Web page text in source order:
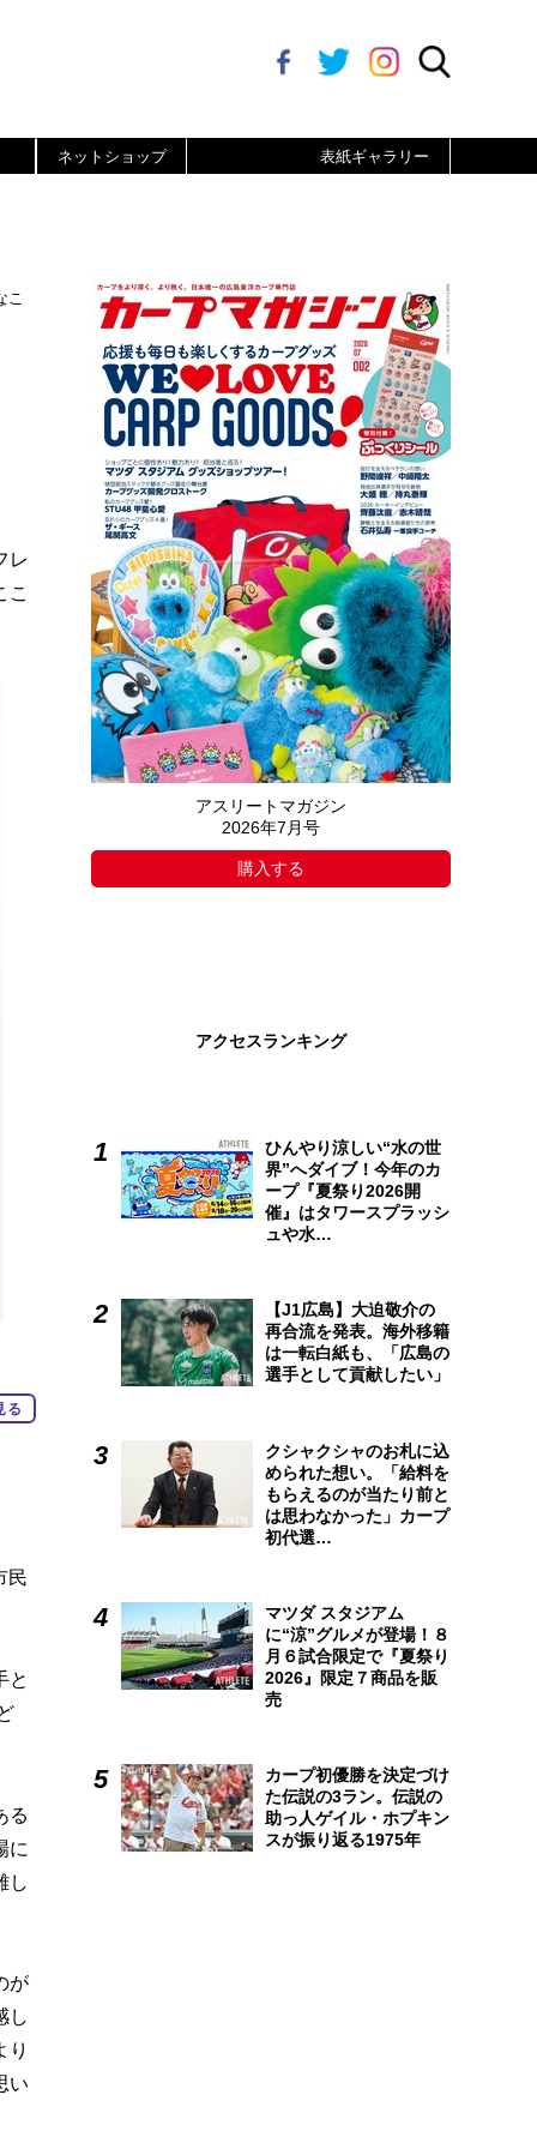
ネットショップ 表紙ギャラリー
こ
レ
こ
る
民
と
る
に
し
が
し
り
い
アスリートマガジン
2026年7月号
購入する
アクセスランキング
ひんやり涼しい“水の世
界”へダイブ！今年のカ
ープ『夏祭り2026開
催』はタワースプラッシ
ュや水…
【J1広島】大迫敬介の
再合流を発表。海外移籍
は一転白紙も、「広島の
選手として貢献したい」
クシャクシャのお札に込
められた想い。「給料を
もらえるのが当たり前と
は思わなかった」カープ
初代選…
マツダ スタジアム
に“涼”グルメが登場！８
月６試合限定で『夏祭り
2026』限定７商品を販
売
カープ初優勝を決定づけ
た伝説の3ラン。伝説の
助っ人ゲイル・ホプキン
スが振り返る1975年